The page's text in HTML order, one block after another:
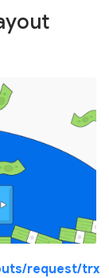
request/trx